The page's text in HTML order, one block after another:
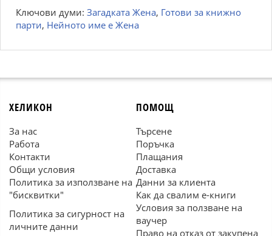
Ключови думи: Загадката Жена, Готови за книжно
парти, Нейното име е Жена
ХЕЛИКОН
За нас
Работа
Контакти
Общи условия
Политика за използване на
"бисквитки"
Политика за сигурност на
личните данни
ПОМОЩ
Търсене
Поръчка
Плащания
Доставка
Данни за клиента
Как да свалим е-книги
Условия за ползване на
ваучер
Право на отказ от закупена